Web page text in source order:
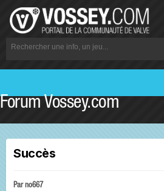
Forum Vossey.com
Succès
Parno667